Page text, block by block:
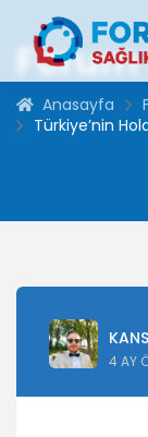
Forum
Anasayfa
Türkiye’nin
4 AY